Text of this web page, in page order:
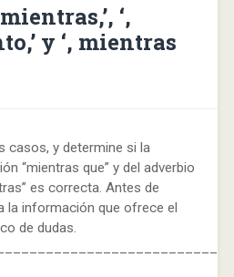
‘,
y ‘, mientras
casos, y determine si la
“mientras que” y del adverbio
es correcta. Antes de
la información que ofrece el
de dudas.